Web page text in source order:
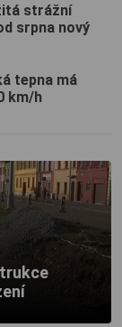
strážní
srpna nový
tepna má
km/h